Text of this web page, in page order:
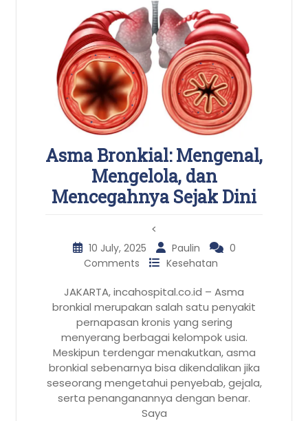
Asma Bronkial: Mengenal,
Mengelola, dan
Mencegahnya Sejak Dini
<
10 July, 2025 Paulin
0
Comments
Kesehatan
JAKARTA, incahospital.co.id – Asma
bronkial merupakan salah satu penyakit
pernapasan kronis yang sering
menyerang berbagai kelompok usia.
Meskipun terdengar menakutkan, asma
bronkial sebenarnya bisa dikendalikan jika
seseorang mengetahui penyebab, gejala,
serta penanganannya dengan benar.
Saya